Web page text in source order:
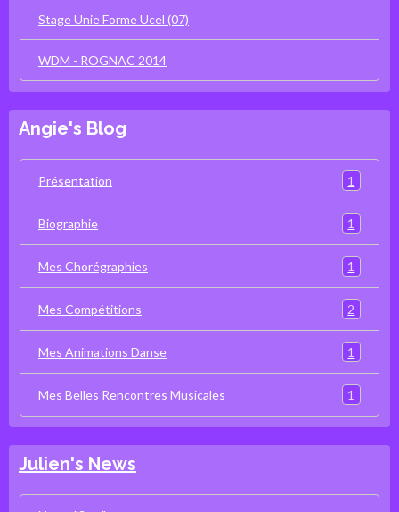
Stage Unie Forme Ucel (07)
WDM - ROGNAC 2014
Angie's Blog
Présentation 1
Biographie 1
Mes Chorégraphies 1
Mes Compétitions 2
Mes Animations Danse 1
Mes Belles Rencontres Musicales 1
Julien's News